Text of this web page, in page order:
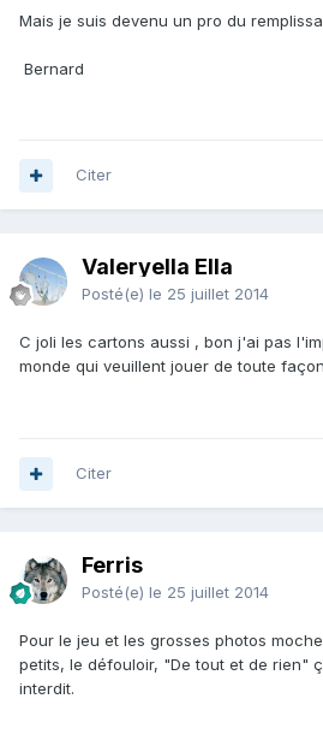
Mais je suis devenu un pro du
Bernard
Citer
Valeryella Ella
Posté(e) le 25 juillet 2014
C joli les cartons aussi , bon j'ai pas
monde qui veuillent jouer de toute
Citer
Ferris
Posté(e) le 25 juillet 2014
Pour le jeu et les grosses photos
petits, le défouloir, "De tout et de rien"
interdit.